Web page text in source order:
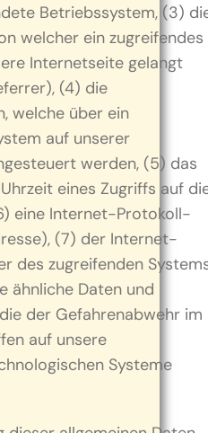
Betriebssystem, (3)
welcher ein zugreifendes
Internetseite gelangt
(4) die
welche über ein
auf unserer
werden, (5) das
eines Zugriffs auf
eine Internet-Protokoll-
(7) der Internet-
des zugreifenden
ähnliche Daten und
der Gefahrenabwehr im
auf unsere
Systeme